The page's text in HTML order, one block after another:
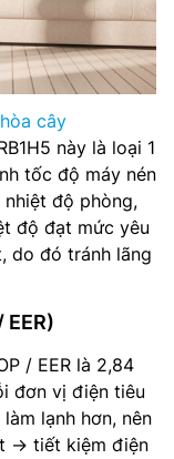
cây
này là loại 1
tốc độ máy nén
độ phòng,
độ đạt mức yêu
do đó tránh lãng
/ EER là 2,84
đơn vị điện tiêu
lạnh hơn, nên
→ tiết kiệm điện